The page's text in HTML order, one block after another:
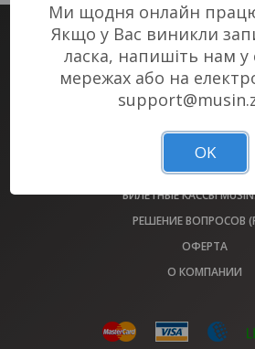
БИЛЕТНЫЙ СЕРВИС #1 В
БИЛЕТЫ НА ВСЕ
ОБМЕН БИЛЕТОВ 2022
ПЛОЩАДКИ
БИЛЕТНЫЕ КАССЫ
РЕШЕНИЕ ВОПРОСОВ
ОФЕРТА
О КОМПАНИИ
Ми щодня онлайн
Якщо у Вас виникли
ласка, напишіть нам у
мережах або на
OK